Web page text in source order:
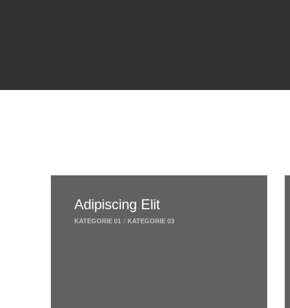
Adipiscing Elit
KATEGORIE 01 / KATEGORIE 03